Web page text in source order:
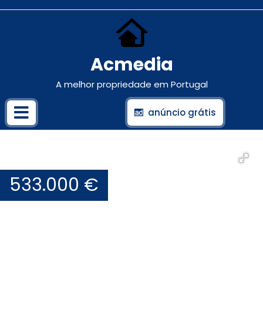
Acmedia
A melhor propriedade em Portugal
anúncio grátis
533.000 €